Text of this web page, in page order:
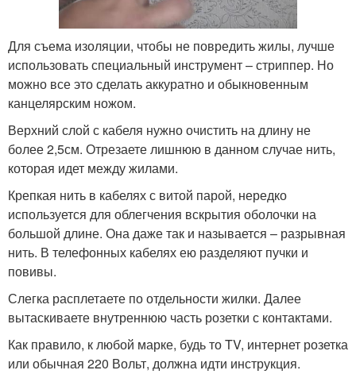
Для съема изоляции, чтобы не повредить жилы, лучше
использовать специальный инструмент – стриппер. Но
можно все это сделать аккуратно и обыкновенным
канцелярским ножом.
Верхний слой с кабеля нужно очистить на длину не
более 2,5см. Отрезаете лишнюю в данном случае нить,
которая идет между жилами.
Крепкая нить в кабелях с витой парой, нередко
используется для облегчения вскрытия оболочки на
большой длине. Она даже так и называется – разрывная
нить. В телефонных кабелях ею разделяют пучки и
повивы.
Слегка расплетаете по отдельности жилки. Далее
вытаскиваете внутреннюю часть розетки с контактами.
Как правило, к любой марке, будь то TV, интернет розетка
или обычная 220 Вольт, должна идти инструкция.